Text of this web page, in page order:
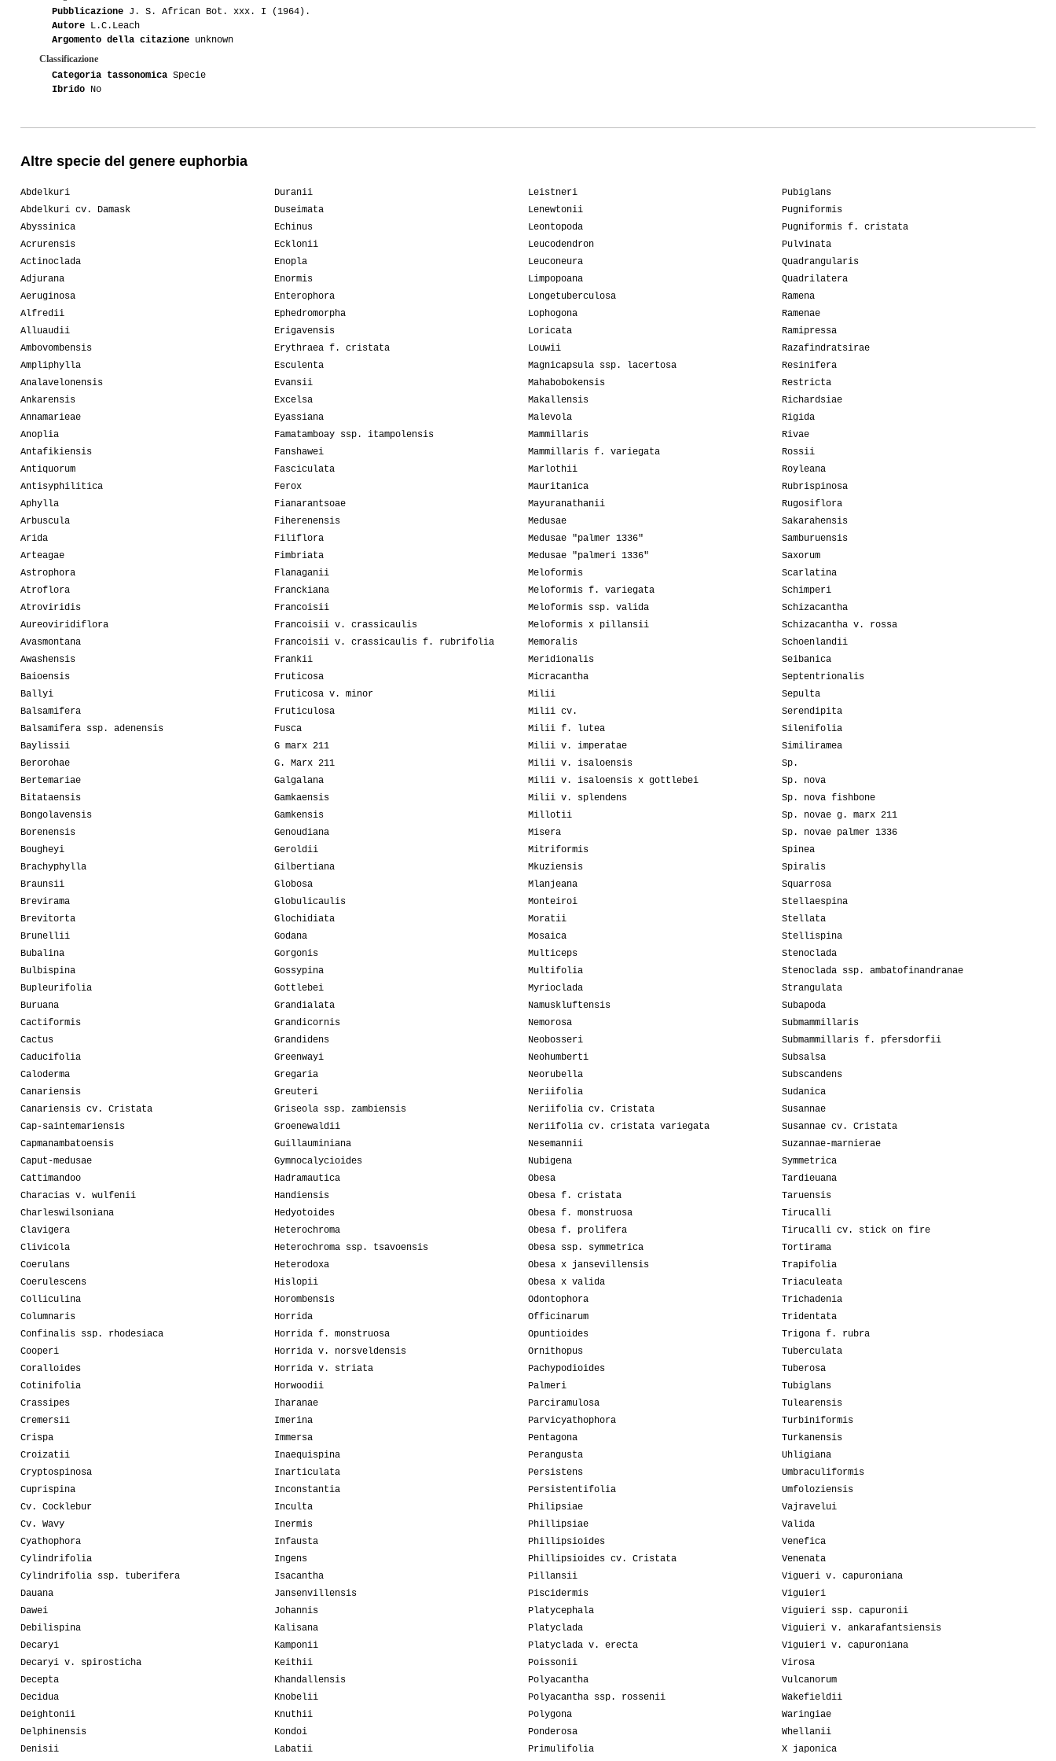
Pubblicazione J. S. African Bot. xxx. I (1964).
Autore L.C.Leach
Argomento della citazione unknown
Classificazione
Categoria tassonomica Specie
Ibrido No
Altre specie del genere euphorbia
Abdelkuri
Abdelkuri cv. Damask
Abyssinica
Acrurensis
Actinoclada
Adjurana
Aeruginosa
Alfredii
Alluaudii
Ambovombensis
Ampliphylla
Analavelonensis
Ankarensis
Annamarieae
Anoplia
Antafikiensis
Antiquorum
Antisyphilitica
Aphylla
Arbuscula
Arida
Arteagae
Astrophora
Atroflora
Atroviridis
Aureoviridiflora
Avasmontana
Awashensis
Baioensis
Ballyi
Balsamifera
Balsamifera ssp. adenensis
Baylissii
Berorohae
Bertemariae
Bitataensis
Bongolavensis
Borenensis
Bougheyi
Brachyphylla
Braunsii
Brevirama
Brevitorta
Brunellii
Bubalina
Bulbispina
Bupleurifolia
Buruana
Cactiformis
Cactus
Caducifolia
Caloderma
Canariensis
Canariensis cv. Cristata
Cap-saintemariensis
Capmanambatoensis
Caput-medusae
Cattimandoo
Characias v. wulfenii
Charleswilsoniana
Clavigera
Clivicola
Coerulans
Coerulescens
Colliculina
Columnaris
Confinalis ssp. rhodesiaca
Cooperi
Coralloides
Cotinifolia
Crassipes
Cremersii
Crispa
Croizatii
Cryptospinosa
Cuprispina
Cv. Cocklebur
Cv. Wavy
Cyathophora
Cylindrifolia
Cylindrifolia ssp. tuberifera
Dauana
Dawei
Debilispina
Decaryi
Decaryi v. spirosticha
Decepta
Decidua
Deightonii
Delphinensis
Denisii
Duranii
Duseimata
Echinus
Ecklonii
Enopla
Enormis
Enterophora
Ephedromorpha
Erigavensis
Erythraea f. cristata
Esculenta
Evansii
Excelsa
Eyassiana
Famatamboay ssp. itampolensis
Fanshawei
Fasciculata
Ferox
Fianarantsoae
Fiherenensis
Filiflora
Fimbriata
Flanaganii
Franckiana
Francoisii
Francoisii v. crassicaulis
Francoisii v. crassicaulis f. rubrifolia
Frankii
Fruticosa
Fruticosa v. minor
Fruticulosa
Fusca
G marx 211
G. Marx 211
Galgalana
Gamkaensis
Gamkensis
Genoudiana
Geroldii
Gilbertiana
Globosa
Globulicaulis
Glochidiata
Godana
Gorgonis
Gossypina
Gottlebei
Grandialata
Grandicornis
Grandidens
Greenwayi
Gregaria
Greuteri
Griseola ssp. zambiensis
Groenewaldii
Guillauminiana
Gymnocalycioides
Hadramautica
Handiensis
Hedyotoides
Heterochroma
Heterochroma ssp. tsavoensis
Heterodoxa
Hislopii
Horombensis
Horrida
Horrida f. monstruosa
Horrida v. norsveldensis
Horrida v. striata
Horwoodii
Iharanae
Imerina
Immersa
Inaequispina
Inarticulata
Inconstantia
Inculta
Inermis
Infausta
Ingens
Isacantha
Jansenvillensis
Johannis
Kalisana
Kamponii
Keithii
Khandallensis
Knobelii
Knuthii
Kondoi
Labatii
Leistneri
Lenewtonii
Leontopoda
Leucodendron
Leuconeura
Limpopoana
Longetuberculosa
Lophogona
Loricata
Louwii
Magnicapsula ssp. lacertosa
Mahabobokensis
Makallensis
Malevola
Mammillaris
Mammillaris f. variegata
Marlothii
Mauritanica
Mayuranathanii
Medusae
Medusae "palmer 1336"
Medusae "palmeri 1336"
Meloformis
Meloformis f. variegata
Meloformis ssp. valida
Meloformis x pillansii
Memoralis
Meridionalis
Micracantha
Milii
Milii cv.
Milii f. lutea
Milii v. imperatae
Milii v. isaloensis
Milii v. isaloensis x gottlebei
Milii v. splendens
Millotii
Misera
Mitriformis
Mkuziensis
Mlanjeana
Monteiroi
Moratii
Mosaica
Multiceps
Multifolia
Myrioclada
Namuskluftensis
Nemorosa
Neobosseri
Neohumberti
Neorubella
Neriifolia
Neriifolia cv. Cristata
Neriifolia cv. cristata variegata
Nesemannii
Nubigena
Obesa
Obesa f. cristata
Obesa f. monstruosa
Obesa f. prolifera
Obesa ssp. symmetrica
Obesa x jansevillensis
Obesa x valida
Odontophora
Officinarum
Opuntioides
Ornithopus
Pachypodioides
Palmeri
Parciramulosa
Parvicyathophora
Pentagona
Perangusta
Persistens
Persistentifolia
Philipsiae
Phillipsiae
Phillipsioides
Phillipsioides cv. Cristata
Pillansii
Piscidermis
Platycephala
Platyclada
Platyclada v. erecta
Poissonii
Polyacantha
Polyacantha ssp. rossenii
Polygona
Ponderosa
Primulifolia
Pubiglans
Pugniformis
Pugniformis f. cristata
Pulvinata
Quadrangularis
Quadrilatera
Ramena
Ramenae
Ramipressa
Razafindratsirae
Resinifera
Restricta
Richardsiae
Rigida
Rivae
Rossii
Royleana
Rubrispinosa
Rugosiflora
Sakarahensis
Samburuensis
Saxorum
Scarlatina
Schimperi
Schizacantha
Schizacantha v. rossa
Schoenlandii
Seibanica
Septentrionalis
Sepulta
Serendipita
Silenifolia
Similiramea
Sp.
Sp. nova
Sp. nova fishbone
Sp. novae g. marx 211
Sp. novae palmer 1336
Spinea
Spiralis
Squarrosa
Stellaespina
Stellata
Stellispina
Stenoclada
Stenoclada ssp. ambatofinandranae
Strangulata
Subapoda
Submammillaris
Submammillaris f. pfersdorfii
Subsalsa
Subscandens
Sudanica
Susannae
Susannae cv. Cristata
Suzannae-marnierae
Symmetrica
Tardieuana
Taruensis
Tirucalli
Tirucalli cv. stick on fire
Tortirama
Trapifolia
Triaculeata
Trichadenia
Tridentata
Trigona f. rubra
Tuberculata
Tuberosa
Tubiglans
Tulearensis
Turbiniformis
Turkanensis
Uhligiana
Umbraculiformis
Umfoloziensis
Vajravelui
Valida
Venefica
Venenata
Vigueri v. capuroniana
Viguieri
Viguieri ssp. capuronii
Viguieri v. ankarafantsiensis
Viguieri v. capuroniana
Virosa
Vulcanorum
Wakefieldii
Waringiae
Whellanii
X japonica